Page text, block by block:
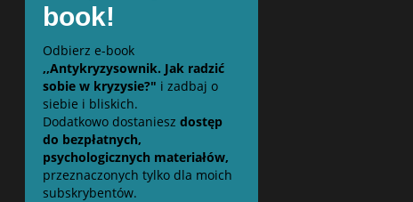
book!
Odbierz e-book
,,Antykryzysownik. Jak radzić
sobie w kryzysie?" i zadbaj o
siebie i bliskich.
Dodatkowo dostaniesz dostęp
do bezpłatnych,
psychologicznych materiałów,
przeznaczonych tylko dla moich
subskrybentów.